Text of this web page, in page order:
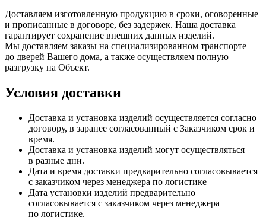
Доставляем изготовленную продукцию в сроки, оговоренные
и прописанные в договоре, без задержек. Наша доставка
гарантирует сохранение внешних данных изделий.
Мы доставляем заказы на специализированном транспорте
до дверей Вашего дома, а также осуществляем полную
разгрузку на Объект.
Условия доставки
Доставка и установка изделий осуществляется согласно
договору, в заранее согласованный с Заказчиком срок и
время.
Доставка и установка изделий могут осуществляться
в разные дни.
Дата и время доставки предварительно согласовывается
с заказчиком через менеджера по логистике
Дата установки изделий предварительно
согласовывается с заказчиком через менеджера
по логистике.